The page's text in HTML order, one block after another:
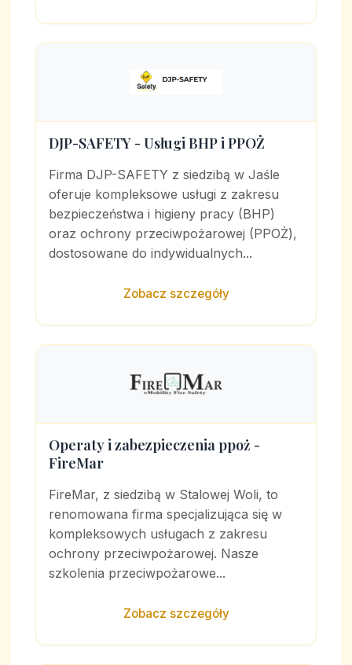
DJP-SAFETY - Usługi BHP i PPOŻ
Firma DJP-SAFETY z siedzibą w Jaśle
oferuje kompleksowe usługi z zakresu
bezpieczeństwa i higieny pracy (BHP)
oraz ochrony przeciwpożarowej (PPOŻ),
dostosowane do indywidualnych...
Zobacz szczegóły
Operaty i zabezpieczenia ppoż -
FireMar
FireMar, z siedzibą w Stalowej Woli, to
renomowana firma specjalizująca się w
kompleksowych usługach z zakresu
ochrony przeciwpożarowej. Nasze
szkolenia przeciwpożarowe...
Zobacz szczegóły